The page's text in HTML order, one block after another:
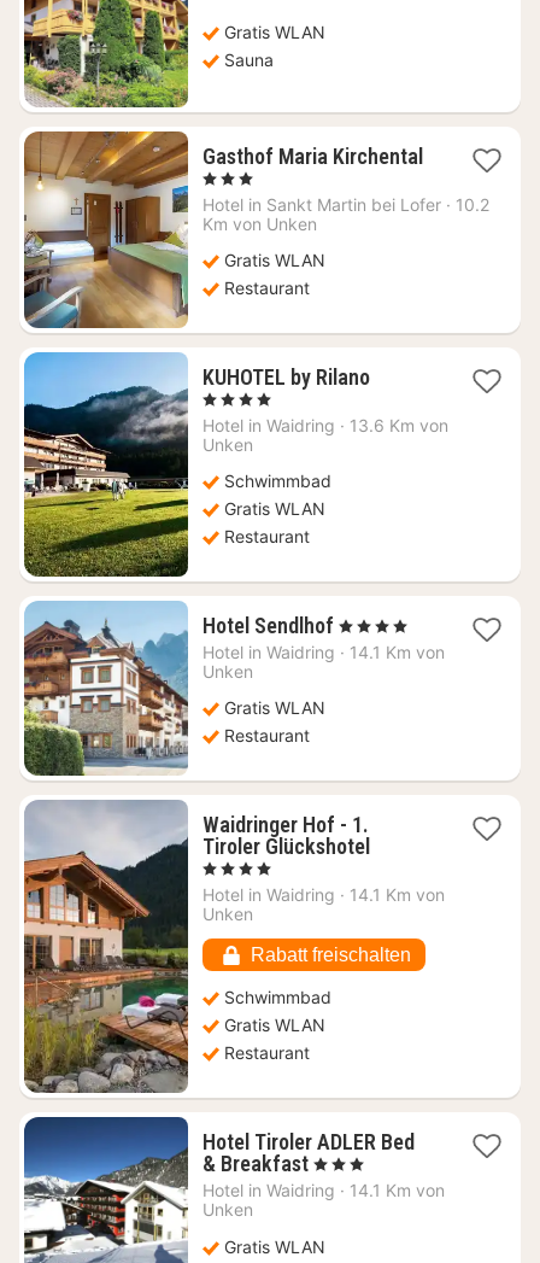
119,37
Gratis WLAN
Sauna
Gasthof Maria Kirchental1
ab
, 3 Sterne
Hotel in Sankt Martin bei Lofer · 10.2
Km von Unken
Gratis WLAN
Restaurant
KUHOTEL by Rilano1
ab
, 4 Sterne
Hotel in Waidring · 13.6 Km von
Unken
Schwimmbad
Gratis WLAN
Restaurant
Hotel Sendlhof 1
Nacht
, 4 Sterne
Hotel in Waidring · 14.1 Km von
Unken
Gratis WLAN
Restaurant
Waidringer Hof - 1.
Tiroler Glückshotel1
ab
, 4 Sterne
Hotel in Waidring · 14.1 Km von
Unken
Rabatt freischalten
Schwimmbad
Gratis WLAN
Restaurant
Hotel Tiroler ADLER Bed
& Breakfast1
Nacht
ab
€
, 3 Sterne
Hotel in Waidring · 14.1 Km von
Unken
Gratis WLAN